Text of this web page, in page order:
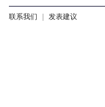
联系我们 发表建议